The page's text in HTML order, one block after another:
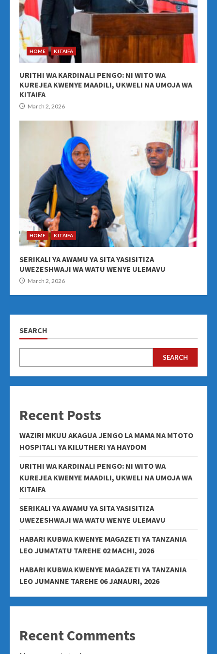
HOME KITAIFA
URITHI WA KARDINALI PENGO: NI WITO WA
KUREJEA KWENYE MAADILI, UKWELI NA UMOJA WA
KITAIFA
March 2, 2026
HOME KITAIFA
SERIKALI YA AWAMU YA SITA YASISITIZA
UWEZESHWAJI WA WATU WENYE ULEMAVU
March 2, 2026
SEARCH
SEARCH
Recent Posts
WAZIRI MKUU AKAGUA JENGO LA MAMA NA MTOTO
HOSPITALI YA KILUTHERI YA HAYDOM
URITHI WA KARDINALI PENGO: NI WITO WA
KUREJEA KWENYE MAADILI, UKWELI NA UMOJA WA
KITAIFA
SERIKALI YA AWAMU YA SITA YASISITIZA
UWEZESHWAJI WA WATU WENYE ULEMAVU
HABARI KUBWA KWENYE MAGAZETI YA TANZANIA
LEO JUMATATU TAREHE 02 MACHI, 2026
HABARI KUBWA KWENYE MAGAZETI YA TANZANIA
LEO JUMANNE TAREHE 06 JANAURI, 2026
Recent Comments